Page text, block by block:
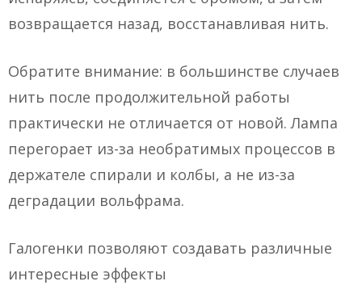
возвращается назад, восстанавливая нить.
Обратите внимание: в большинстве случаев
нить после продолжительной работы
практически не отличается от новой. Лампа
перегорает из-за необратимых процессов в
держателе спирали и колбы, а не из-за
деградации вольфрама.
Галогенки позволяют создавать различные
интересные эффекты